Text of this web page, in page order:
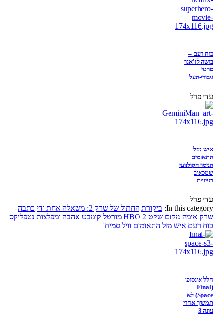
כוח רעם –
בושה לז'אנר
סרטי
גיבורי-העל
עדי פרל
איש מזל
התאומים –
הניסוי הקולנועי
שמכאיב
בעיניים
עדי פרל
In this category: ביקורת החתול של שרק 2: משאלה אחת ודי
כתבה
שרק אימה מקום שקט 2 HBO מורטל קומבט אהבה ומפלצות נטפליקס
כוח רעם איש מזל התאומים וויל סמית'
חלל אינסופי
(Final
Space) לא
תמשיך אחרי
עונה 3